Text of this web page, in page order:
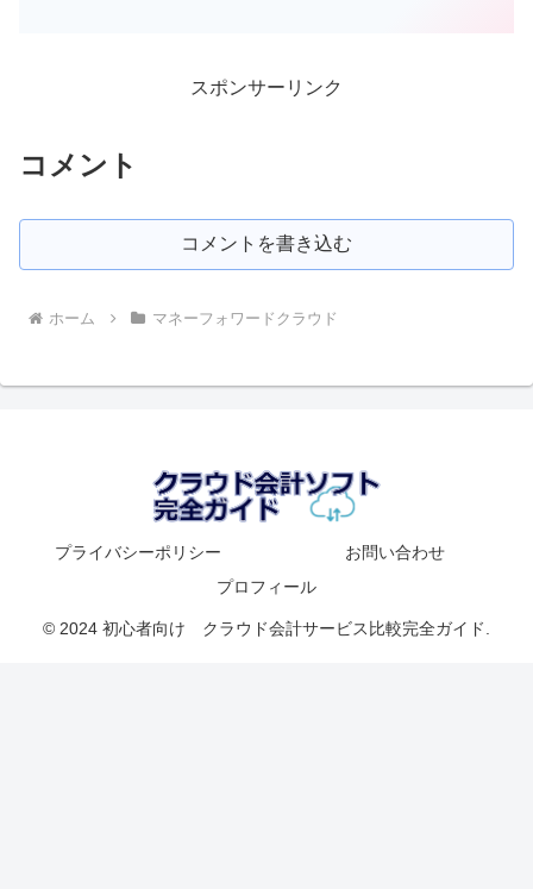
スポンサーリンク
コメント
コメントを書き込む
ホーム マネーフォワードクラウド
プライバシーポリシー
お問い合わせ
プロフィール
© 2024 初心者向け クラウド会計サービス比較完全ガイド.